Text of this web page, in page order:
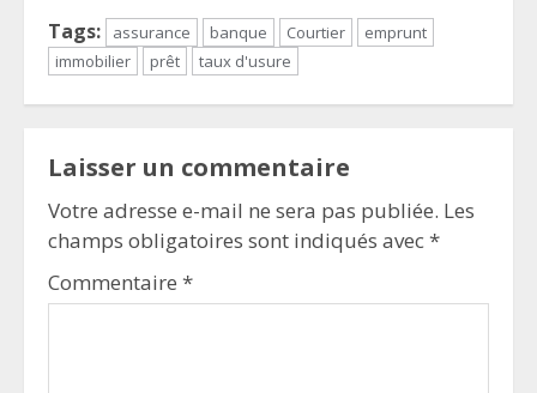
Tags: assurance banque Courtier
emprunt
immobilier
prêt taux d'usure
Laisser un commentaire
Votre adresse e-mail ne sera pas publiée. Les
champs obligatoires sont indiqués avec*
Commentaire *